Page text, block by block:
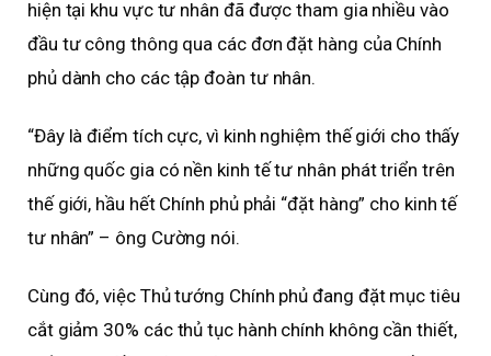
hiện tại khu vực tư nhân đã được tham gia nhiều vào
đầu tư công thông qua các đơn đặt hàng của Chính
phủ dành cho các tập đoàn tư nhân.
“Đây là điểm tích cực, vì kinh nghiệm thế giới cho thấy
những quốc gia có nền kinh tế tư nhân phát triển trên
thế giới, hầu hết Chính phủ phải “đặt hàng” cho kinh tế
tư nhân” – ông Cường nói.
Cùng đó, việc Thủ tướng Chính phủ đang đặt mục tiêu
cắt giảm 30% các thủ tục hành chính không cần thiết,